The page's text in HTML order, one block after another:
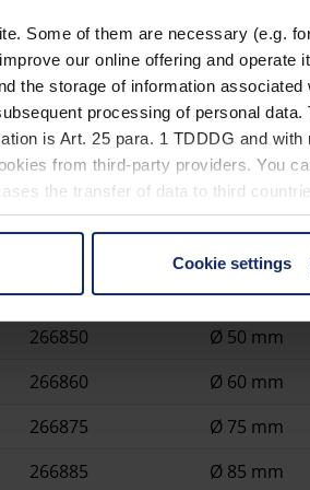
Some of them are necessary (e.g.
our online offering and
the storage of information
processing of personal
is Art. 25 para. 1 TDDDG and
from third-party providers. You
the transfer of data to third
non-essential cookies by clicking on
settings at any time and deselect
used and your rights can be
Cookie settings
Codice articolo
266850 Ø 50 mm
266860 Ø 60 mm
266875 Ø 75 mm
266885 Ø 85 mm